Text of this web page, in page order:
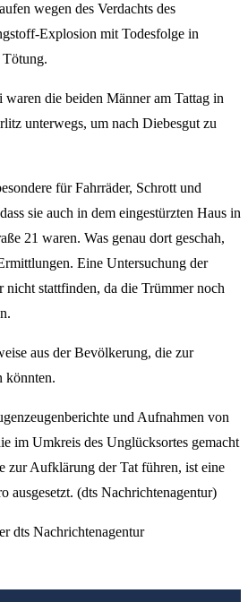
wegen des Verdachts des
Explosion mit Todesfolge in
Tötung.
die beiden Männer am Tattag in
unterwegs, um nach Diebesgut zu
für Fahrräder, Schrott und
sie auch in dem eingestürzten Haus in
21 waren. Was genau dort geschah,
Eine Untersuchung der
nicht stattfinden, da die Trümmer noch
aus der Bevölkerung, die zur
könnten.
und Aufnahmen von
im Umkreis des Unglücksortes gemacht
zur Aufklärung der Tat führen, ist eine
ausgesetzt. (dts Nachrichtenagentur)
dts Nachrichtenagentur